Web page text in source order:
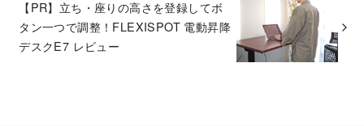
【PR】立ち・座りの高さを登録してボ
タン一つで調整！FLEXISPOT 電動昇降
デスクE7 レビュー